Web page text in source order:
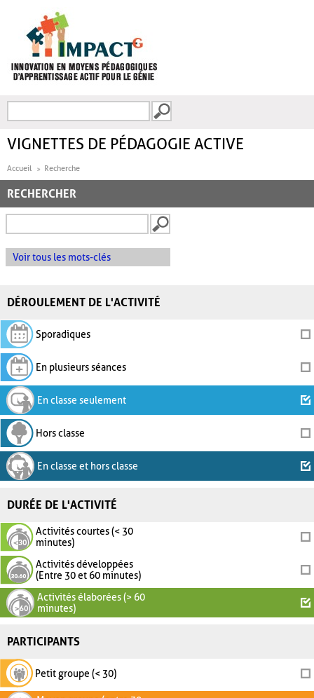
FORMULAIRE DE
VIGNETTES DE PÉDAGOGIE ACTIVE
Accueil Recherche
RECHERCHER
Voir tous les mots-clés
DÉROULEMENT DE L'ACTIVITÉ
Sporadiques
En plusieurs séances
En classe seulement
Hors classe
En classe et hors classe
DURÉE DE L'ACTIVITÉ
Activités courtes (< 30
minutes)
Activités développées
(Entre 30 et 60 minutes)
Activités élaborées (> 60
minutes)
PARTICIPANTS
Petit groupe (< 30)